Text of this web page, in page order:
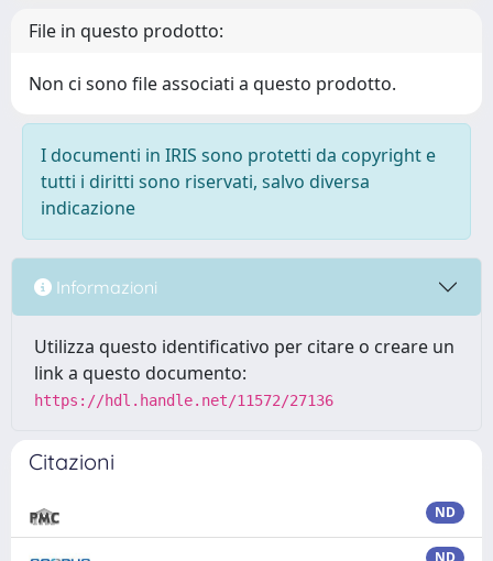
File in questo prodotto:
Non ci sono file associati a questo prodotto.
I documenti in IRIS sono protetti da copyright e
tutti i diritti sono riservati, salvo diversa
indicazione
Informazioni
Utilizza questo identificativo per citare o creare un
link a questo documento:
https://hdl.handle.net/11572/27136
Citazioni
ND